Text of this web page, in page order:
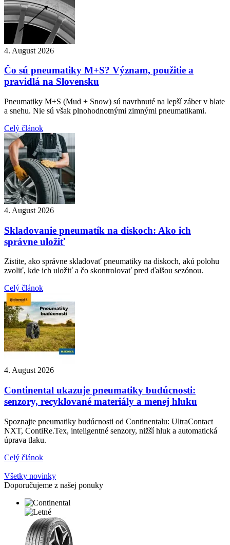
4. August 2026
Čo sú pneumatiky M+S? Význam, použitie a
pravidlá na Slovensku
Pneumatiky M+S (Mud + Snow) sú navrhnuté na lepší záber v blate
a snehu. Nie sú však plnohodnotnými zimnými pneumatikami.
Celý článok
4. August 2026
Skladovanie pneumatík na diskoch: Ako ich
správne uložiť
Zistite, ako správne skladovať pneumatiky na diskoch, akú polohu
zvoliť, kde ich uložiť a čo skontrolovať pred ďalšou sezónou.
Celý článok
4. August 2026
Continental ukazuje pneumatiky budúcnosti:
senzory, recyklované materiály a menej hluku
Spoznajte pneumatiky budúcnosti od Continentalu: UltraContact
NXT, ContiRe.Tex, inteligentné senzory, nižší hluk a automatická
úprava tlaku.
Celý článok
Všetky novinky
Doporučujeme z našej ponuky